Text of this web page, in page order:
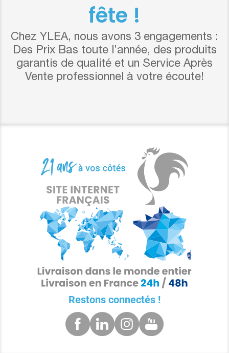
fête !
Chez YLEA, nous avons 3 engagements :
Des Prix Bas toute l’année, des produits
garantis de qualité et un Service Après
Vente professionnel à votre écoute!
Restons connectés !